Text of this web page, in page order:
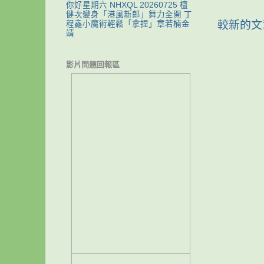
較新的
你好星期六 NHXQL 20260725 檀
健次變身「港風新郎」舞力全開 丁
程鑫小魔術輕鬆「拿捏」章若楠金
靖
影片問題回報區